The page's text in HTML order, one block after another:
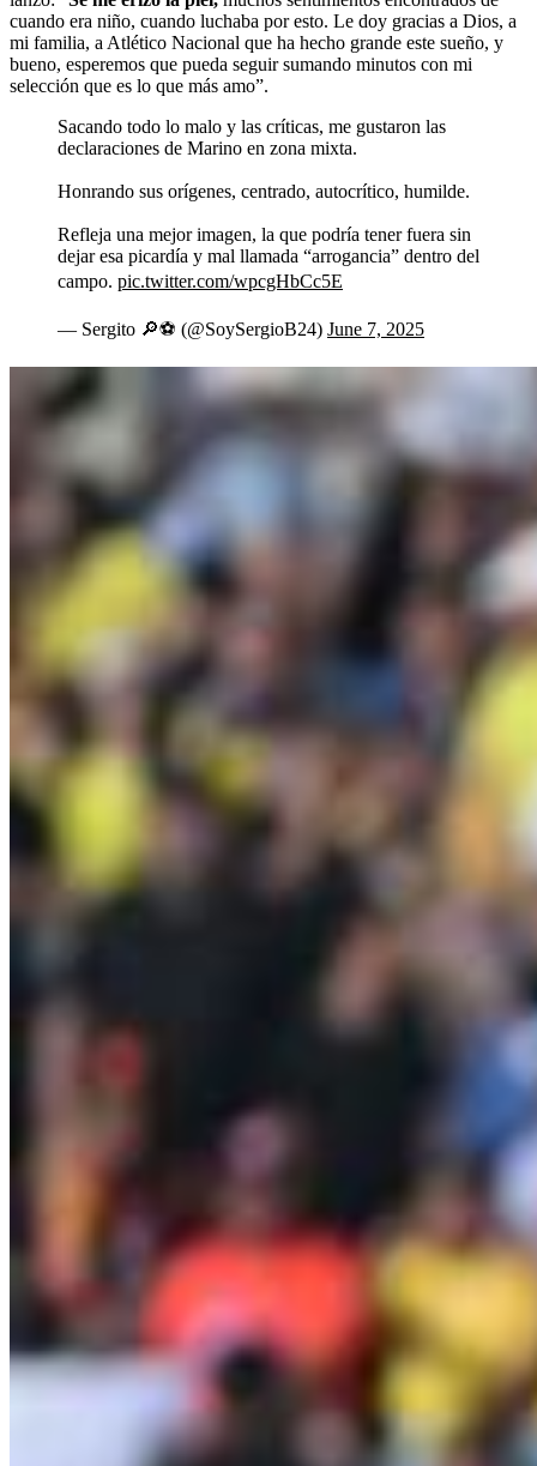
cuando era niño, cuando luchaba por esto. Le doy gracias a Dios, a
mi familia, a Atlético Nacional que ha hecho grande este sueño, y
bueno, esperemos que pueda seguir sumando minutos con mi
selección que es lo que más amo”.
Sacando todo lo malo y las críticas, me gustaron las
declaraciones de Marino en zona mixta.
Honrando sus orígenes, centrado, autocrítico, humilde.
Refleja una mejor imagen, la que podría tener fuera sin
dejar esa picardía y mal llamada “arrogancia” dentro del
campo. pic.twitter.com/wpcgHbCc5E
— Sergito 🔎⚽️ (@SoySergioB24) June 7, 2025